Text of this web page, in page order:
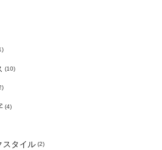
(10)
(4)
スタイル (2)